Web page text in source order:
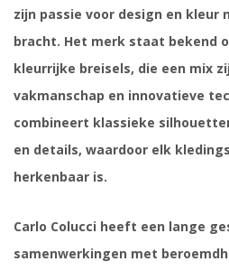
zijn passie voor design en kleur
bracht. Het merk staat bekend
kleurrijke breisels, die een mix
vakmanschap en innovatieve
combineert klassieke
en details, waardoor elk
herkenbaar is.
Carlo Colucci heeft een lange
samenwerkingen met